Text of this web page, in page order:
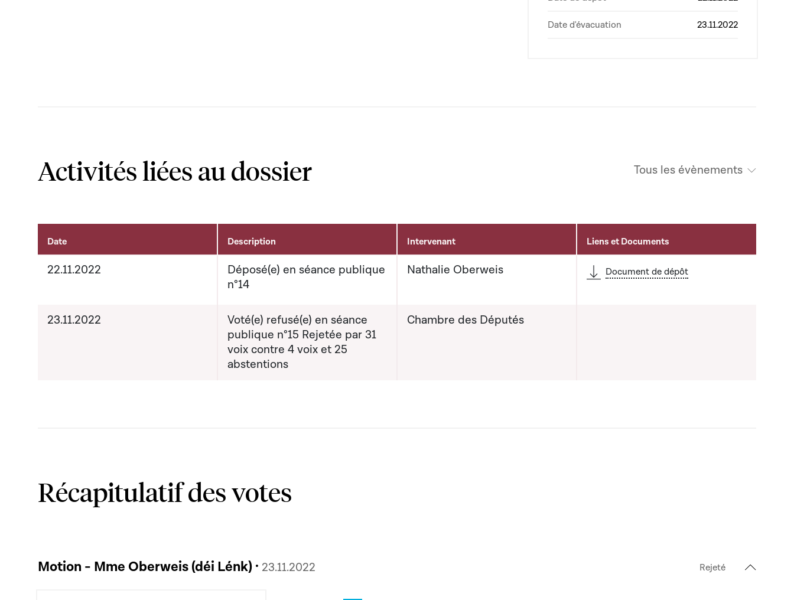
Date d'évacuation 23.11.2022
Activités liées au dossier Tous les évènements
Activités liées au dossier
Date Description Intervenant Liens et Documents
22.11.2022
Déposé(e) en séance publique
n°14
Nathalie Oberweis Document de dépôt
23.11.2022
Voté(e) refusé(e) en séance
publique n°15 Rejetée par 31
voix contre 4 voix et 25
abstentions
Chambre des Députés
Récapitulatif des votes
Motion - Mme Oberweis (déi Lénk) · 23.11.2022 Rejeté